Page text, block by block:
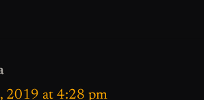
2019 at 4:28 pm